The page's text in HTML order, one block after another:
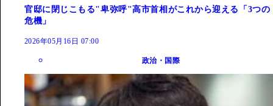
官邸に閉じこもる"卑弥呼"高市首相がこれから迎える「3つの
危機」
2026年05月16日 07:00
政治・国際